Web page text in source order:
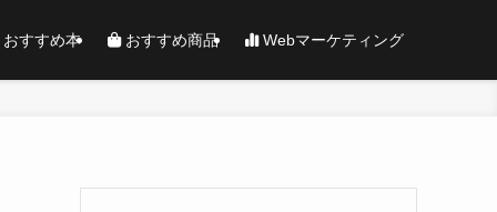
おすすめ本 おすすめ商品 Webマーケティング